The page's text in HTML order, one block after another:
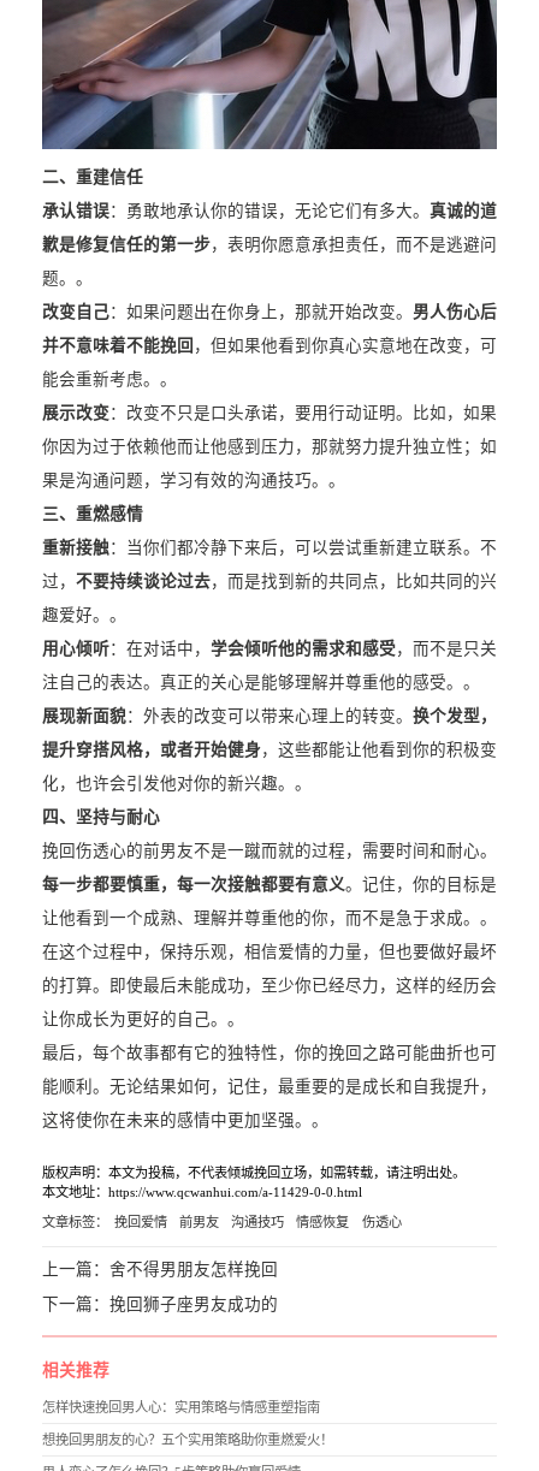
二、重建信任
承认错误：勇敢地承认你的错误，无论它们有多大。 真诚的道
歉是修复信任的第一步，表明你愿意承担责任，而不是逃避问
题。。
改变自己：如果问题出在你身上，那就开始改变。 男人伤心后
并不意味着不能挽回 ，但如果他看到你真心实意地在改变，可
能会重新考虑。。
展示改变：改变不只是口头承诺，要用行动证明。比如，如果
你因为过于依赖他而让他感到压力，那就努力提升独立性；如
果是沟通问题，学习有效的沟通技巧。。
三、重燃感情
重新接触：当你们都冷静下来后，可以尝试重新建立联系。不
过， 不要持续谈论过去，而是找到新的共同点，比如共同的兴
趣爱好。。
用心倾听：在对话中， 学会倾听他的需求和感受，而不是只关
注自己的表达。真正的关心是能够理解并尊重他的感受。。
展现新面貌：外表的改变可以带来心理上的转变。 换个发型，
提升穿搭风格，或者开始健身，这些都能让他看到你的积极变
化，也许会引发他对你的新兴趣。。
四、坚持与耐心
挽回伤透心的前男友不是一蹴而就的过程，需要时间和耐心。
每一步都要慎重，每一次接触都要有意义。记住，你的目标是
让他看到一个成熟、理解并尊重他的你，而不是急于求成。。
在这个过程中，保持乐观，相信爱情的力量，但也要做好最坏
的打算。即使最后未能成功，至少你已经尽力，这样的经历会
让你成长为更好的自己。。
最后，每个故事都有它的独特性，你的挽回之路可能曲折也可
能顺利。无论结果如何，记住，最重要的是成长和自我提升，
这将使你在未来的感情中更加坚强。。
版权声明：本文为投稿，不代表倾城挽回立场，如需转载，请注明出处。
本文地址：https://www.qcwanhui.com/a-11429-0-0.html
文章标签： 挽回爱情 前男友 沟通技巧 情感恢复 伤透心
上一篇： 舍不得男朋友怎样挽回
下一篇： 挽回狮子座男友成功的
相关推荐
怎样快速挽回男人心：实用策略与情感重塑指南
想挽回男朋友的心？五个实用策略助你重燃爱火！